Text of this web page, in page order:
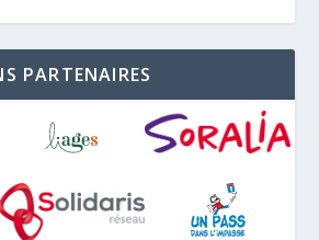
PARTENAIRES